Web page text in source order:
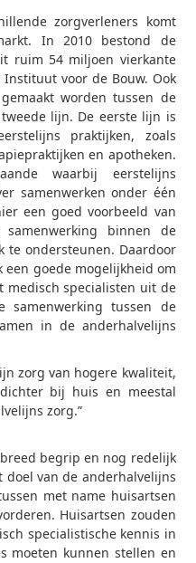
zorgverleners komt
In 2010 bestond de
ruim 54 miljoen vierkante
voor de Bouw. Ook
worden tussen de
lijn. De eerste lijn is
praktijken, zoals
en apotheken.
waarbij eerstelijns
samenwerken onder één
een goed voorbeeld van
binnen de
te ondersteunen. Daardoor
een goede mogelijkheid om
medisch specialisten uit de
samenwerking tussen de
in de anderhalvelijns
zorg van hogere kwaliteit,
bij huis en meestal
zorg.”
begrip en nog redelijk
van de anderhalvelijns
met name huisartsen
Huisartsen zouden
specialistische kennis in
moeten kunnen stellen en